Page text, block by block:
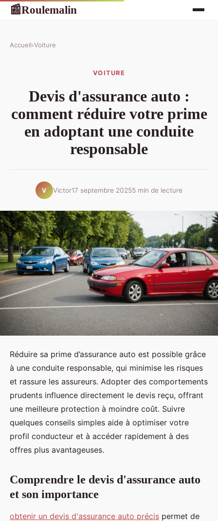
📰Roulemalin
Accueil›Voiture
VOITURE
Devis d'assurance auto :
comment réduire votre prime
en adoptant une conduite
responsable
V Victor17 septembre 20255 min de lecture
Réduire sa prime d’assurance auto est possible grâce
à une conduite responsable, qui minimise les risques
et rassure les assureurs. Adopter des comportements
prudents influence directement le devis reçu, offrant
une meilleure protection à moindre coût. Suivre
quelques conseils simples aide à optimiser votre
profil conducteur et à accéder rapidement à des
offres plus avantageuses.
Comprendre le devis d'assurance auto
et son importance
obtenir un devis d'assurance auto précis permet de